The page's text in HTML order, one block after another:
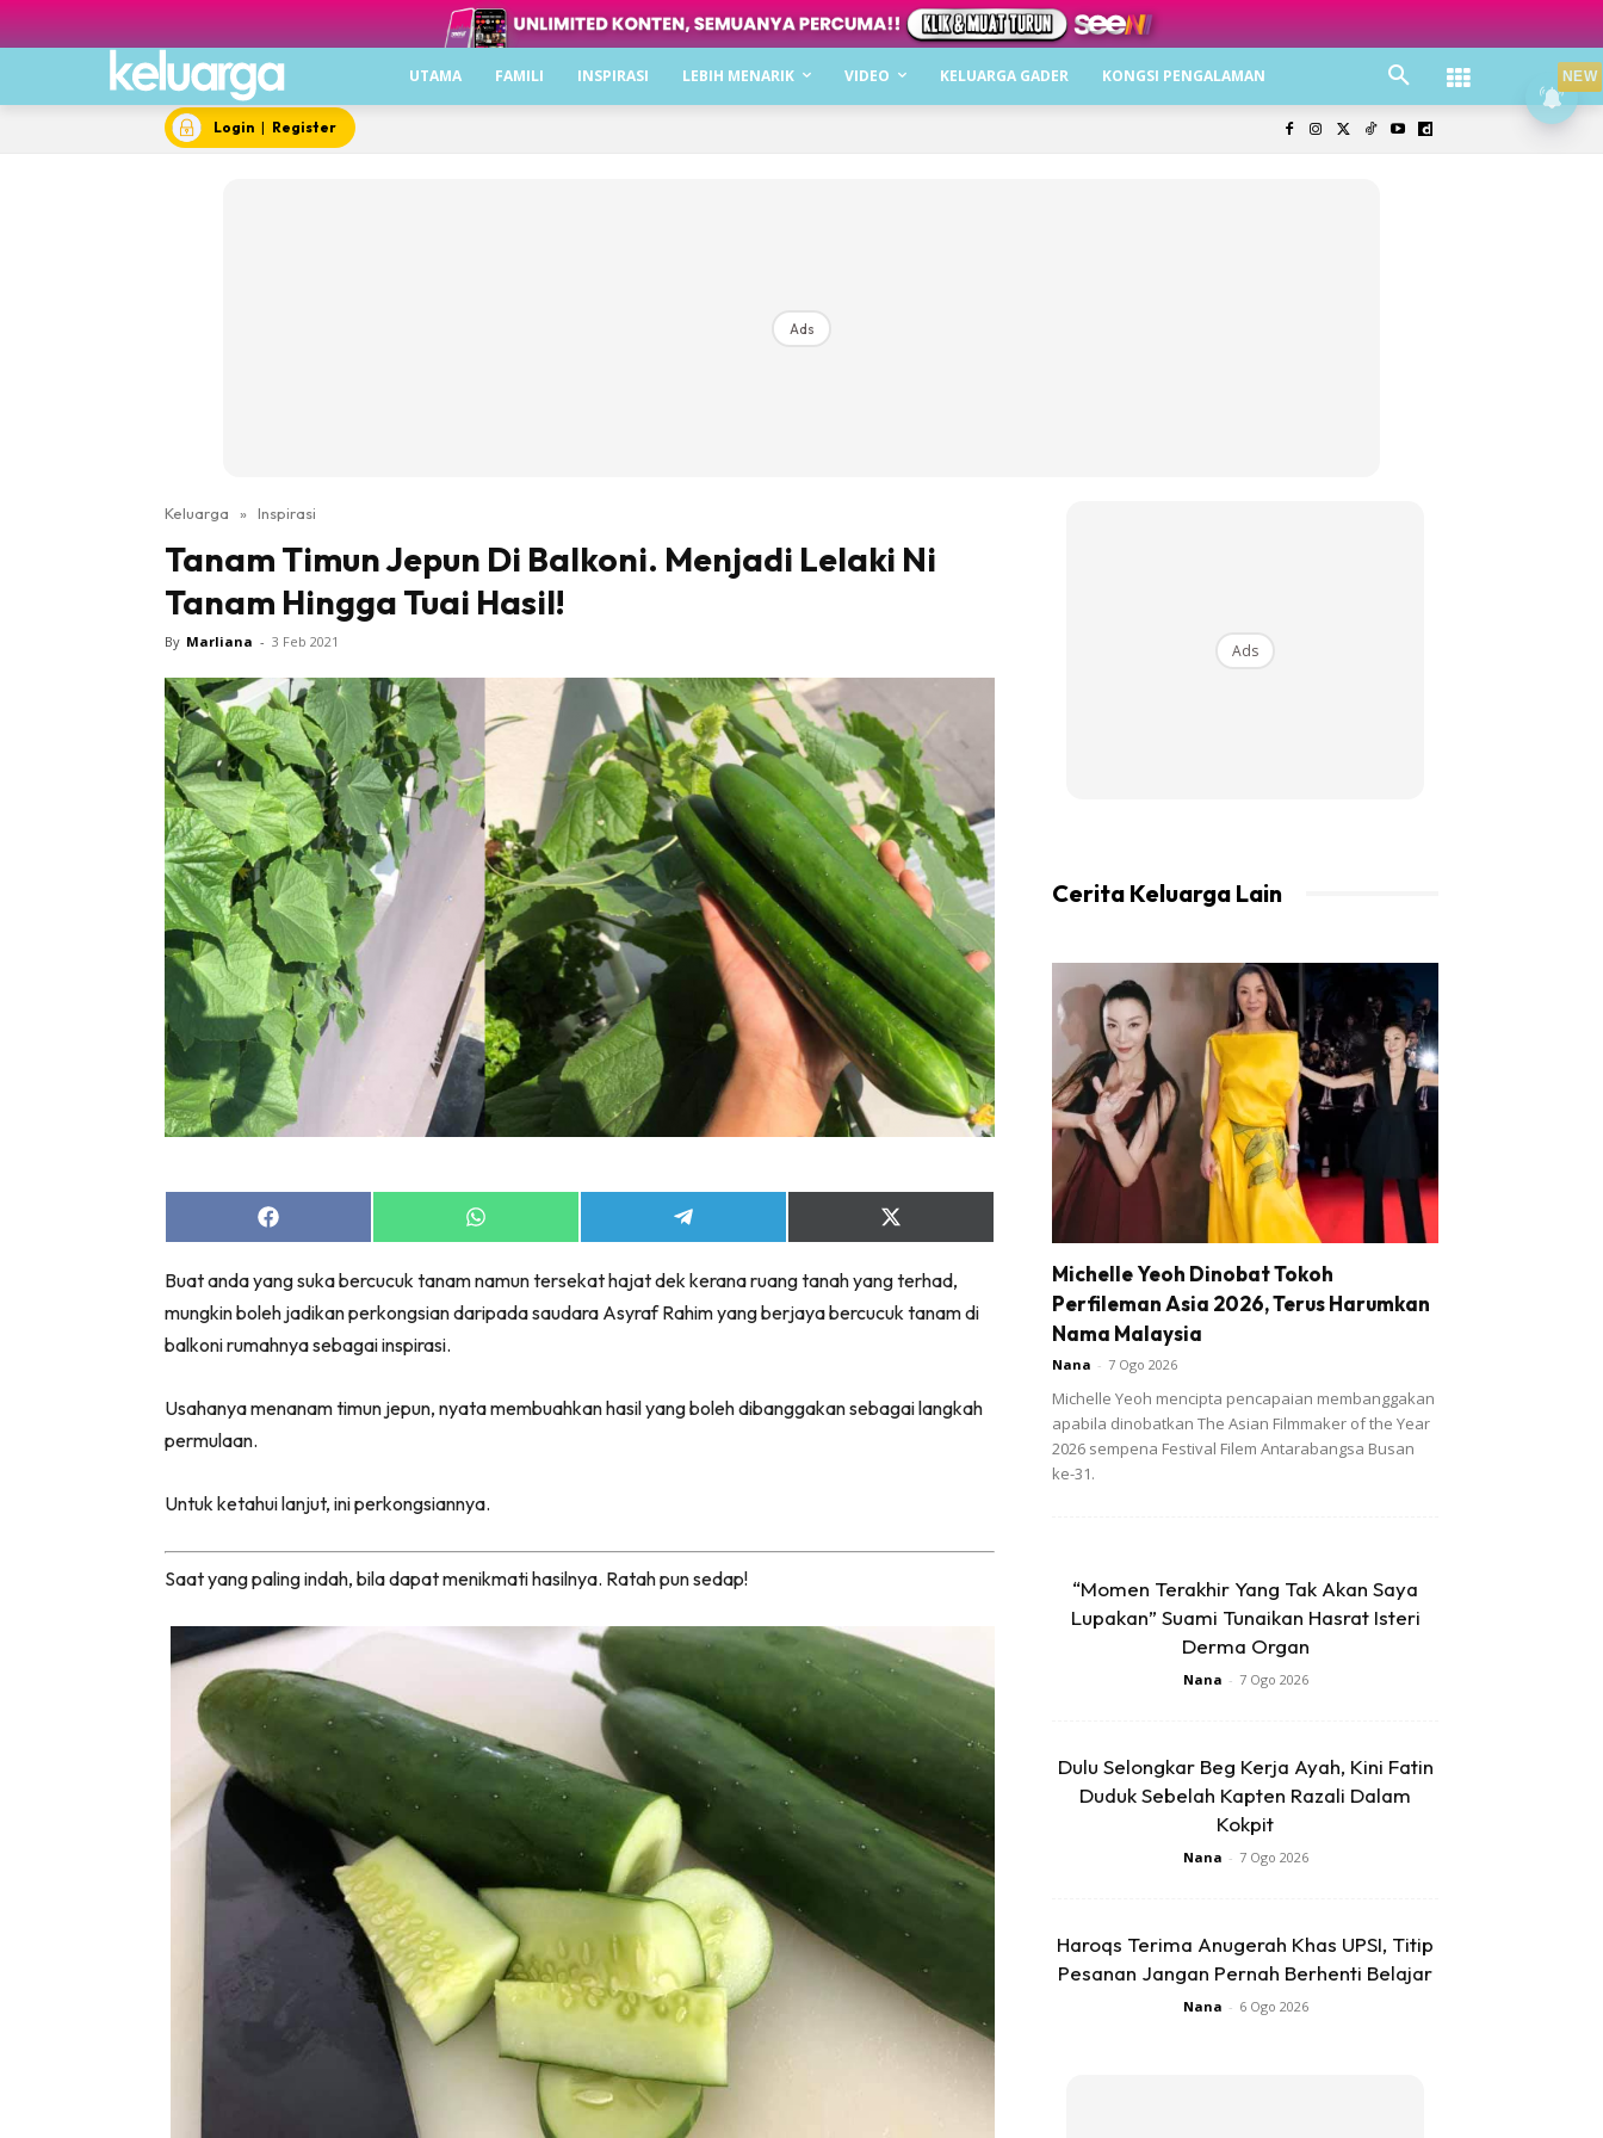
UTAMA FAMILI INSPIRASI LEBIH MENARIK VIDEO KELUARGA GADER KONGSI PENGALAMAN
Login | Register
Ads
Keluarga » Inspirasi
Tanam Timun Jepun Di Balkoni. Menjadi Lelaki Ni
Tanam Hingga Tuai Hasil!
By Marliana - 3 Feb 2021
Share
on
Share
on
Share
on
Share
on
(Twitter)
Buat anda yang suka bercucuk tanam namun tersekat hajat dek kerana ruang tanah yang terhad,
mungkin boleh jadikan perkongsian daripada saudara Asyraf Rahim yang berjaya bercucuk tanam di
balkoni rumahnya sebagai inspirasi.
Usahanya menanam timun jepun, nyata membuahkan hasil yang boleh dibanggakan sebagai langkah
permulaan.
Untuk ketahui lanjut, ini perkongsiannya.
Saat yang paling indah, bila dapat menikmati hasilnya. Ratah pun sedap!
Ads
Cerita Keluarga Lain
Michelle Yeoh Dinobat Tokoh
Perfileman Asia 2026, Terus Harumkan
Nama Malaysia
Nana - 7 Ogo 2026
Michelle Yeoh mencipta pencapaian membanggakan
apabila dinobatkan The Asian Filmmaker of the Year
2026 sempena Festival Filem Antarabangsa Busan
ke-31.
“Momen Terakhir Yang Tak Akan Saya
Lupakan” Suami Tunaikan Hasrat Isteri
Derma Organ
Nana - 7 Ogo 2026
Dulu Selongkar Beg Kerja Ayah, Kini Fatin
Duduk Sebelah Kapten Razali Dalam
Kokpit
Nana - 7 Ogo 2026
Haroqs Terima Anugerah Khas UPSI, Titip
Pesanan Jangan Pernah Berhenti Belajar
Nana - 6 Ogo 2026
NEW